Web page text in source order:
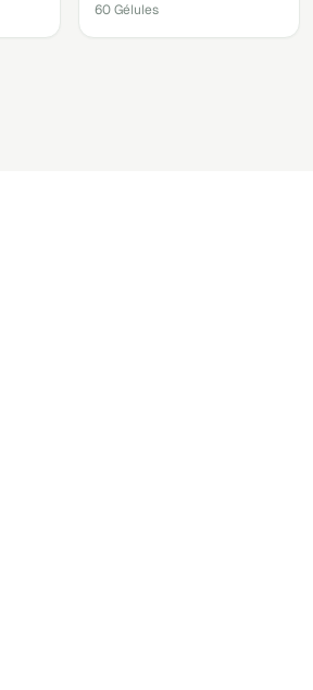
60 Gélules